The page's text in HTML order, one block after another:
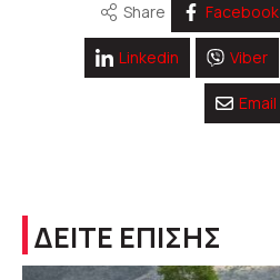
Share Facebook
Linkedin Viber
Email
ΔΕΙΤΕ ΕΠΙΣΗΣ